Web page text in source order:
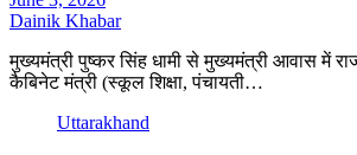
Dainik Khabar
मुख्यमंत्री पुष्कर सिंह धामी से मुख्यमंत्री आवास में
कैबिनेट मंत्री (स्कूल शिक्षा, पंचायती…
Uttarakhand